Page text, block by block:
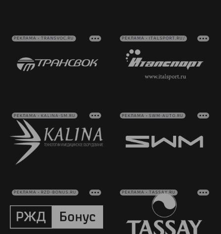
РЕКЛАМА • TRANSVOC.RU РЕКЛАМА • ITALSPORT.RU/
РЕКЛАМА • KALINA-SM.RU РЕКЛАМА • SWM-AUTO.RU
РЕКЛАМА • RZD-BONUS.RU РЕКЛАМА • TASSAY.RU